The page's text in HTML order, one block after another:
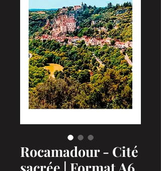
Rocamadour - Cité